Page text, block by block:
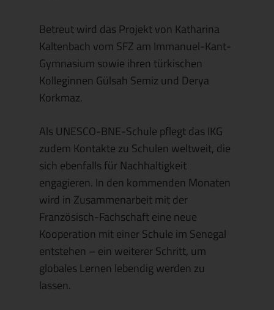
Betreut wird das Projekt von Katharina
Kaltenbach vom SFZ am Immanuel-Kant-
Gymnasium sowie ihren türkischen
Kolleginnen Gülsah Semiz und Derya
Korkmaz.
Als UNESCO-BNE-Schule pflegt das IKG
zudem Kontakte zu Schulen weltweit, die
sich ebenfalls für Nachhaltigkeit
engagieren. In den kommenden Monaten
wird in Zusammenarbeit mit der
Französisch-Fachschaft eine neue
Kooperation mit einer Schule im Senegal
entstehen – ein weiterer Schritt, um
globales Lernen lebendig werden zu
lassen.